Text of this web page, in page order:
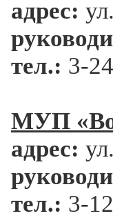
адрес:
тел.: 3-
МУП
адрес:
тел.: 3-